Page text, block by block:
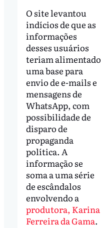
O site levantou
indícios de que as
informações
desses usuários
teriam alimentado
uma base para
envio de e-mails e
mensagens de
WhatsApp, com
possibilidade de
disparo de
propaganda
política. A
informação se
soma a uma série
de escândalos
envolvendo a
produtora, Karina
Ferreira da Gama.